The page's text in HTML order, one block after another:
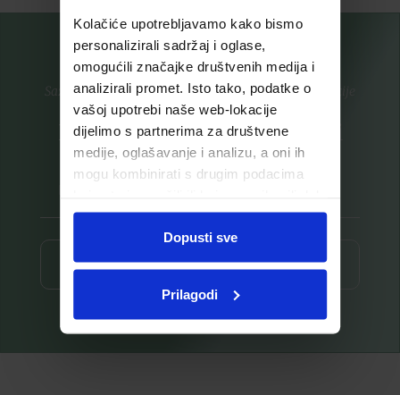
Kolačiće upotrebljavamo kako bismo
personalizirali sadržaj i oglase,
omogućili značajke društvenih medija i
analizirali promet. Isto tako, podatke o
vašoj upotrebi naše web-lokacije
dijelimo s partnerima za društvene
medije, oglašavanje i analizu, a oni ih
mogu kombinirati s drugim podacima
ste upotrebljavali njihove usluge.
Dopusti sve
Prilagodi
Saznajte prvi za nove proizvode i ekskluzivne promocije
Prijavite se na listu za novosti
Prijava ⟶